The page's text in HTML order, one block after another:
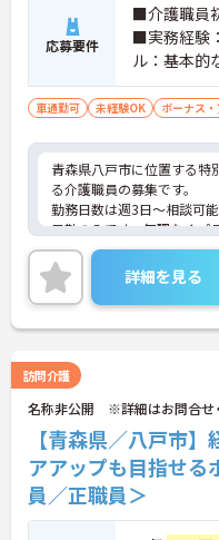
応募要件
■介護職員
■実務経験
ル：基本的
車通勤可 未経験OK ボーナス
青森県八戸市に位置する特
る介護職員の募集です。
勤務日数は週3日～相談可
日勤のみです。無理なくプ
がらご勤務いただけます。
ご興味のある方には、面接
に詳細をご案内しますので
い！
詳細を見る
訪問介護
名称非公開 ※詳細はお問合せ
【青森県／八戸市
アアップも目指せる
員／正職員＞